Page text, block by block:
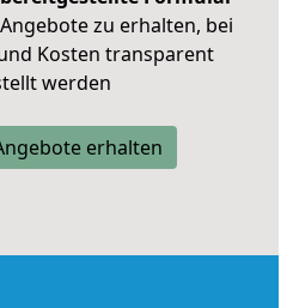
zu erhalten, bei
Kosten transparent
werden
erhalten